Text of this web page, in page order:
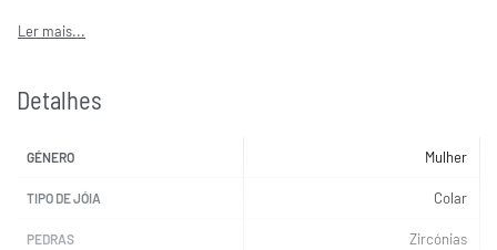
Detalhes
GÉNERO Mulher
TIPO DE JÓIA Colar
PEDRAS Zircónias